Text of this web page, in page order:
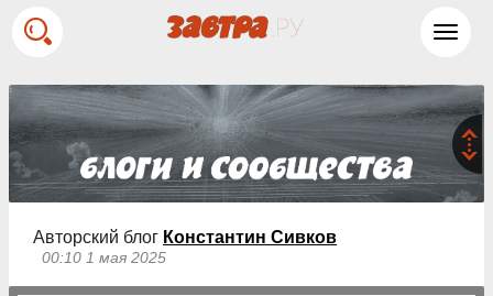
Авторский блог Константин Сивков
00:10 1 мая 2025